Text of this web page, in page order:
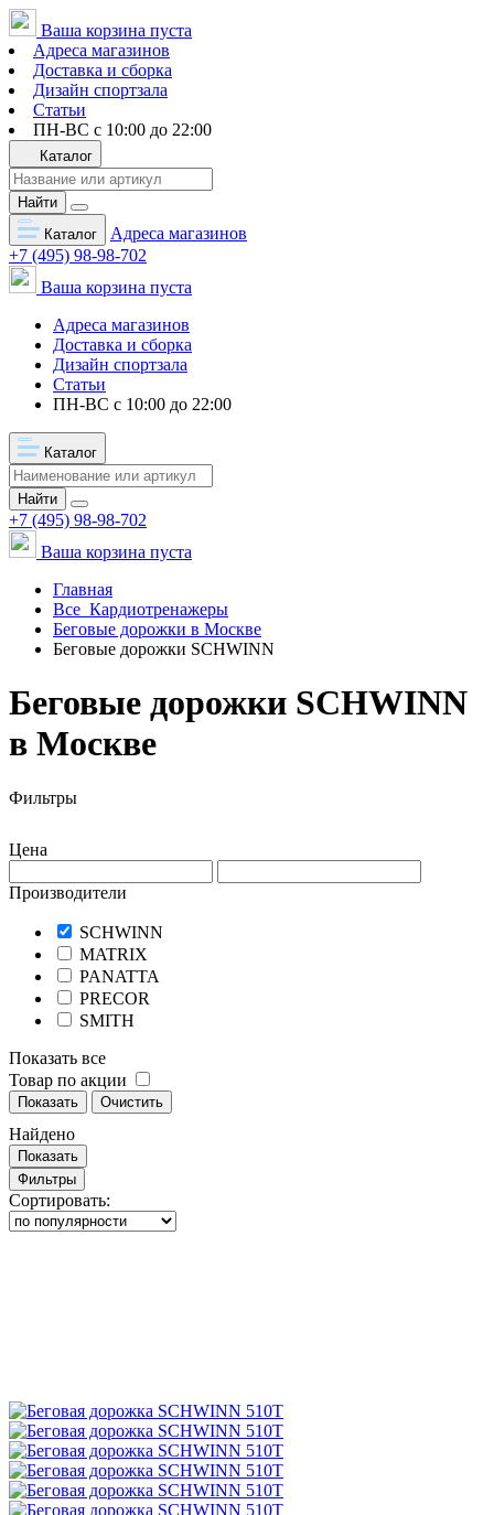
Ваша корзина пуста
Адреса магазинов
Доставка и сборка
Дизайн спортзала
Статьи
ПН-ВС с 10:00 до 22:00
Каталог
Найти
Каталог
Адреса магазинов
+7 (495) 98-98-702
Ваша корзина пуста
Адреса магазинов
Доставка и сборка
Дизайн спортзала
Статьи
ПН-ВС с 10:00 до 22:00
Каталог
Найти
+7 (495) 98-98-702
Ваша корзина пуста
Главная
Все Кардиотренажеры
Беговые дорожки в Москве
Беговые дорожки SCHWINN
Беговые дорожки SCHWINN
в Москве
Фильтры
Цена
Производители
SCHWINN
MATRIX
PANATTA
PRECOR
SMITH
Показать все
Товар по акции
Показать Очистить
Найдено
Показать
Фильтры
Сортировать: